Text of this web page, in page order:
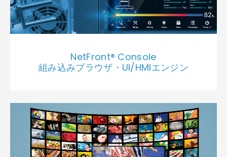
NetFront® Console
組み込みブラウザ・UI/HMIエンジン